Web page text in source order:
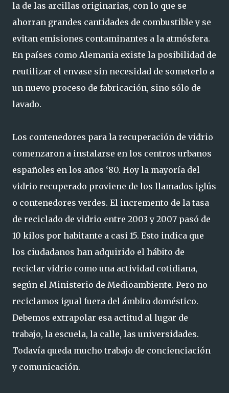
la de las arcillas originarias, con lo que se
ahorran grandes cantidades de combustible y se
evitan emisiones contaminantes a la atmósfera.
En países como Alemania existe la posibilidad de
reutilizar el envase sin necesidad de someterlo a
un nuevo proceso de fabricación, sino sólo de
lavado.
Los contenedores para la recuperación de vidrio
comenzaron a instalarse en los centros urbanos
españoles en los años ‘80. Hoy la mayoría del
vidrio recuperado proviene de los llamados iglús
o contenedores verdes. El incremento de la tasa
de reciclado de vidrio entre 2003 y 2007 pasó de
10 kilos por habitante a casi 15. Esto indica que
los ciudadanos han adquirido el hábito de
reciclar vidrio como una actividad cotidiana,
según el Ministerio de Medioambiente. Pero no
reciclamos igual fuera del ámbito doméstico.
Debemos extrapolar esa actitud al lugar de
trabajo, la escuela, la calle, las universidades.
Todavía queda mucho trabajo de concienciación
y comunicación.